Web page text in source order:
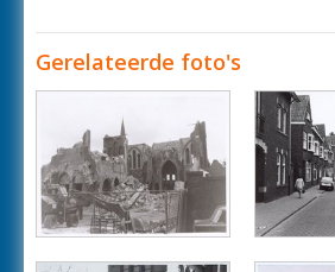
Gerelateerde foto's